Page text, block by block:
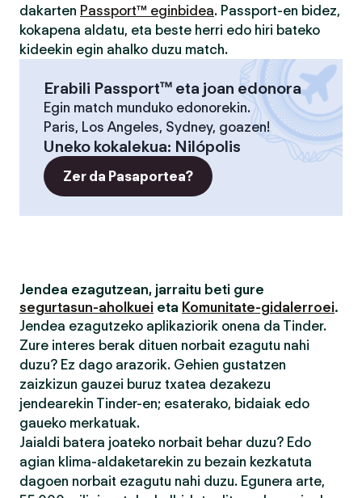
dakarten Passport™ eginbidea. Passport-en bidez,
kokapena aldatu, eta beste herri edo hiri bateko
kideekin egin ahalko duzu match.
Erabili Passport™ eta joan edonora
Egin match munduko edonorekin.
Paris, Los Angeles, Sydney, goazen!
Uneko kokalekua: Nilópolis
Zer da Pasaportea?
Jendea ezagutzean, jarraitu beti gure
segurtasun-aholkuei eta Komunitate-gidalerroei.
Jendea ezagutzeko aplikaziorik onena da Tinder.
Zure interes berak dituen norbait ezagutu nahi
duzu? Ez dago arazorik. Gehien gustatzen
zaizkizun gauzei buruz txatea dezakezu
jendearekin Tinder-en; esaterako, bidaiak edo
gaueko merkatuak.
Jaialdi batera joateko norbait behar duzu? Edo
agian klima-aldaketarekin zu bezain kezkatuta
dagoen norbait ezagutu nahi duzu. Egunera arte,